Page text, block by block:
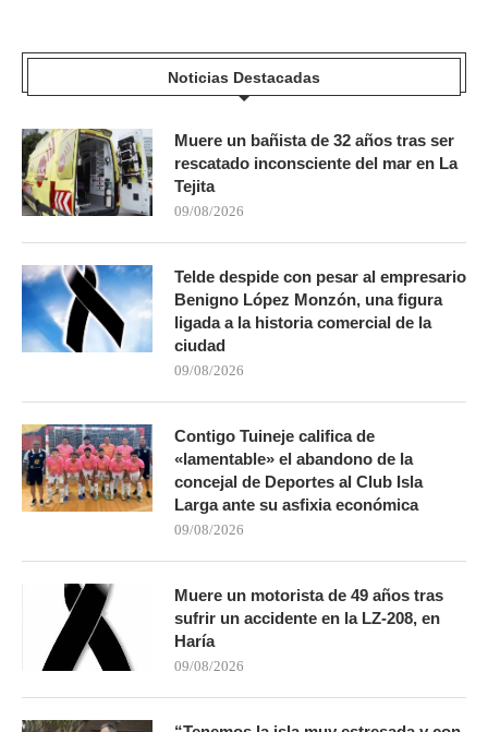
Noticias Destacadas
Muere un bañista de 32 años tras ser
rescatado inconsciente del mar en La
Tejita
09/08/2026
Telde despide con pesar al empresario
Benigno López Monzón, una figura
ligada a la historia comercial de la
ciudad
09/08/2026
Contigo Tuineje califica de
«lamentable» el abandono de la
concejal de Deportes al Club Isla
Larga ante su asfixia económica
09/08/2026
Muere un motorista de 49 años tras
sufrir un accidente en la LZ-208, en
Haría
09/08/2026